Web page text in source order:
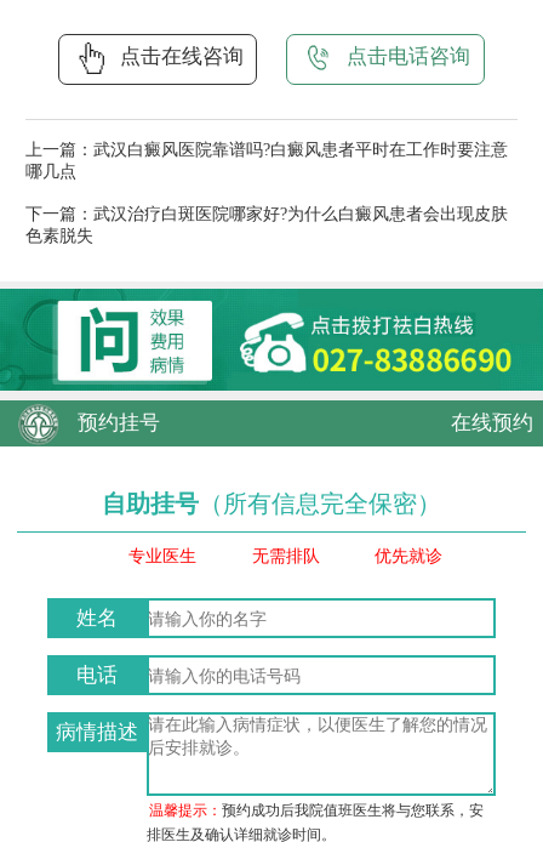
点击在线咨询 点击电话咨询
上一篇： 武汉白癜风医院靠谱吗?白癜风患者平时在工作时要注意
哪几点
下一篇： 武汉治疗白斑医院哪家好?为什么白癜风患者会出现皮肤
色素脱失
预约挂号 在线预约
自助挂号 （所有信息完全保密）
专业医生 无需排队 优先就诊
姓名
电话
病情描述
温馨提示：预约成功后我院值班医生将与您联系，安
排医生及确认详细就诊时间。